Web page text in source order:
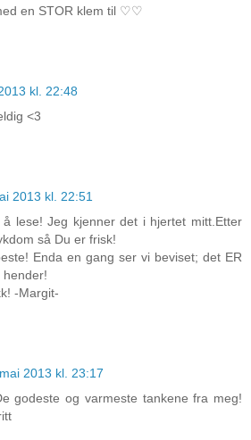
en STOR klem til ♡♡
kl. 22:48
<3
2013 kl. 22:51
lese! Jeg kjenner det i hjertet mitt.Etter
så Du er frisk!
Enda en gang ser vi beviset; det ER
hender!
-Margit-
2013 kl. 23:17
godeste og varmeste tankene fra meg!